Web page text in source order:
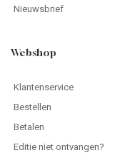
Nieuwsbrief
Webshop
Klantenservice
Bestellen
Betalen
Editie niet ontvangen?